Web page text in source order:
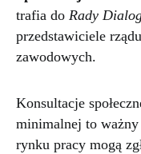
trafia do Rady
przedstawiciele
zawodowych.
Konsultacje
minimalnej to ważny
rynku pracy mogą